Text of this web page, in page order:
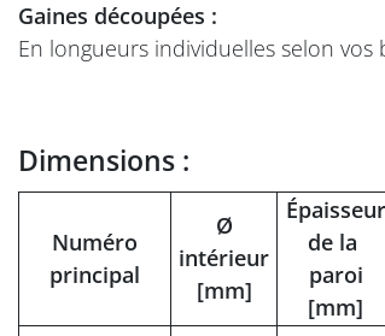
Gaines découpées :
En longueurs individuelles selon vos
Dimensions :
Numéro
principal
Ø
intérieur
[mm]
Épaisseur
de la
paroi
[mm]